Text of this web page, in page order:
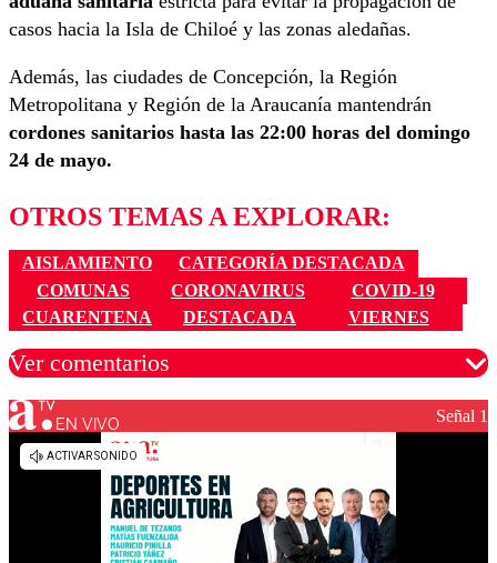
casos hacia la Isla de Chiloé y las zonas aledañas.
Además, las ciudades de Concepción, la Región
Metropolitana y Región de la Araucanía mantendrán
cordones sanitarios hasta las 22:00 horas del domingo
24 de mayo.
OTROS TEMAS A EXPLORAR:
AISLAMIENTO
CATEGORÍA DESTACADA
COMUNAS
CORONAVIRUS
COVID-19
CUARENTENA
DESTACADA VIERNES
Ver comentarios
Los comentarios son moderados para garantizar un
EN VIVO Señal 1